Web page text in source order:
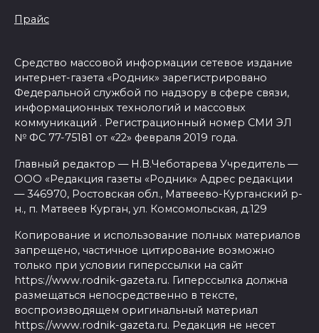
Прайс
Средство массовой информации сетевое издание
интернет-газета «Родник» зарегистрировано
Федеральной службой по надзору в сфере связи,
информационных технологий и массовых
коммуникаций . Регистрационный номер СМИ ЭЛ
№ ФС 77-75181 от «22» февраля 2019 года.
Главный редактор — Н.В.Чеботарева Учредитель —
ООО «Редакция газеты «Родник» Адрес редакции
— 346970, Ростовская обл., Матвеево-Курганский р-
н., п. Матвеев Курган, ул. Комсомольская, д.129
Копирование и использование полных материалов
запрещено, частичное цитирование возможно
только при условии гиперссылки на сайт
https://www.rodnik-gazeta.ru. Гиперссылка должна
размещаться непосредственно в тексте,
воспроизводящем оригинальный материал
https://www.rodnik-gazeta.ru. Редакция не несет